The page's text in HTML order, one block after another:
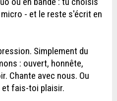
- et le reste s'écrit en
Simplement du
: ouvert, honnête,
Chante avec nous. Ou
fais-toi plaisir.